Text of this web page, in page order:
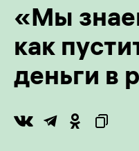
«Мы
как
деньги в